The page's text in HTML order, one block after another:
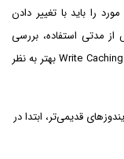
را باید با تغییر دادن
مدتی استفاده، بررسی
کنید. ممکن است در سیستمی وضعیت با فعال بودن Write Caching بهتر به نظر
قدیمی‌تر، ابتدا در